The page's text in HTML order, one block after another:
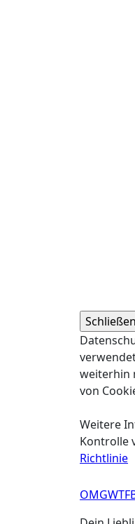
weiterhin
von
Weitere
Kontrolle
Richtlinie